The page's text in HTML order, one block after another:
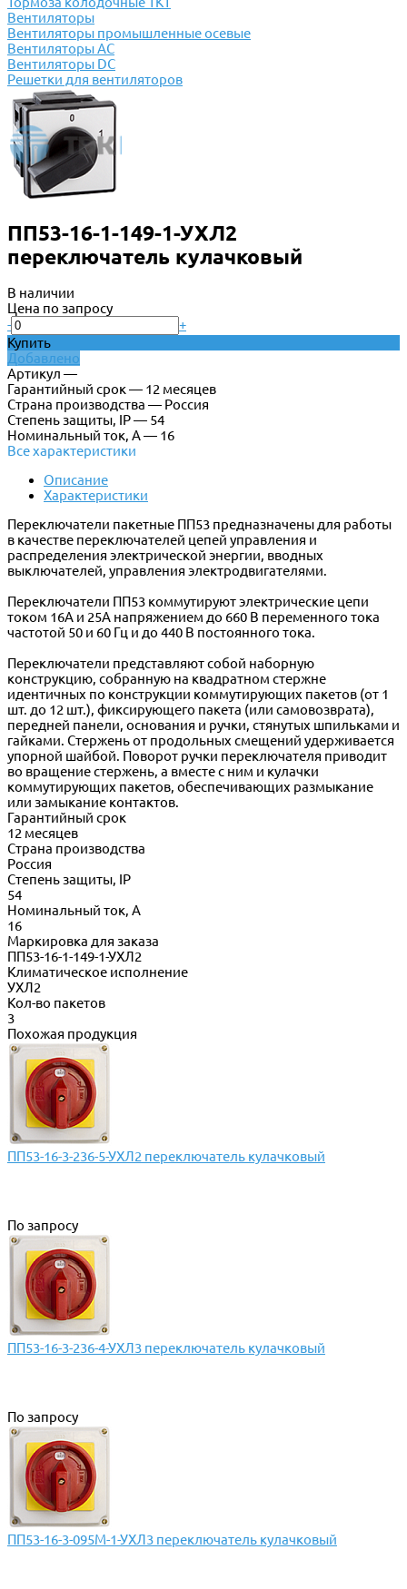
Вентиляторы
Вентиляторы промышленные осевые
Вентиляторы АС
Вентиляторы DC
Решетки для вентиляторов
ПП53-16-1-149-1-УХЛ2
переключатель кулачковый
В наличии
Цена по запросу
-
+
Купить
Добавлено
Артикул —
Гарантийный срок — 12 месяцев
Страна производства — Россия
Степень защиты, IP — 54
Номинальный ток, А — 16
Все характеристики
Описание
Характеристики
Переключатели пакетные ПП53 предназначены для работы
в качестве переключателей цепей управления и
распределения электрической энергии, вводных
выключателей, управления электродвигателями.
Переключатели ПП53 коммутируют электрические цепи
током 16А и 25А напряжением до 660 В переменного тока
частотой 50 и 60 Гц и до 440 В постоянного тока.
Переключатели представляют собой наборную
конструкцию, собранную на квадратном стержне
идентичных по конструкции коммутирующих пакетов (от 1
шт. до 12 шт.), фиксирующего пакета (или самовозврата),
передней панели, основания и ручки, стянутых шпильками и
гайками. Стержень от продольных смещений удерживается
упорной шайбой. Поворот ручки переключателя приводит
во вращение стержень, а вместе с ним и кулачки
коммутирующих пакетов, обеспечивающих размыкание
или замыкание контактов.
Гарантийный срок
12 месяцев
Страна производства
Россия
Степень защиты, IP
54
Номинальный ток, А
16
Маркировка для заказа
ПП53-16-1-149-1-УХЛ2
Климатическое исполнение
УХЛ2
Кол-во пакетов
3
Похожая продукция
ПП53-16-3-236-5-УХЛ2 переключатель кулачковый
По запросу
ПП53-16-3-236-4-УХЛ3 переключатель кулачковый
По запросу
ПП53-16-3-095М-1-УХЛ3 переключатель кулачковый